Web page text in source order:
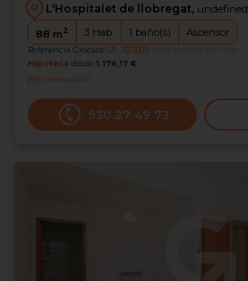
L'Hospitalet de llobregat, undefined
88 m2 3 Hab. 1 baño(s) Ascensor
Referencia Grocasa G11_1513039
Hipoteca desde 1.176,17 €
Interesados0
930 27 49 73